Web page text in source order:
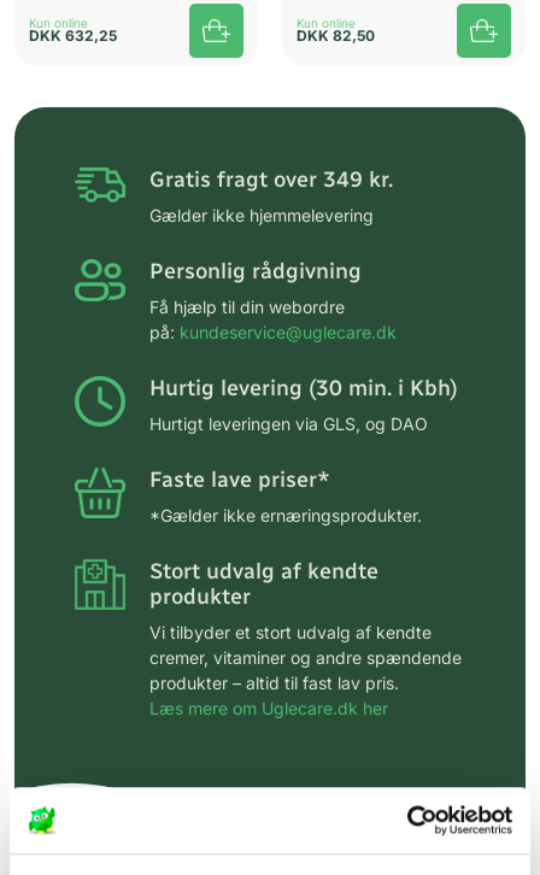
Kun online
DKK 632,25
Kun online
DKK 82,50
Gratis fragt over 349 kr.
Gælder ikke hjemmelevering
Personlig rådgivning
Få hjælp til din webordre
på: kundeservice@uglecare.dk
Hurtig levering (30 min. i Kbh)
Hurtigt leveringen via GLS, og DAO
Faste lave priser*
*Gælder ikke ernæringsprodukter.
Stort udvalg af kendte
produkter
Vi tilbyder et stort udvalg af kendte
cremer, vitaminer og andre spændende
produkter – altid til fast lav pris.
Læs mere om Uglecare.dk her